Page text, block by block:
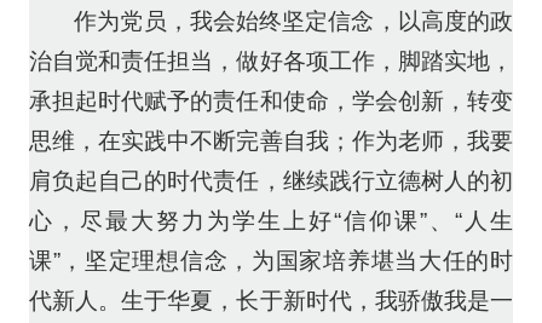
作为党员，我会始终坚定信念，以高度的政
治自觉和责任担当，做好各项工作，脚踏实地，
承担起时代赋予的责任和使命，学会创新，转变
思维，在实践中不断完善自我；作为老师，我要
肩负起自己的时代责任，继续践行立德树人的初
心，尽最大努力为学生上好“信仰课”、“人生
课”，坚定理想信念，为国家培养堪当大任的时
代新人。生于华夏，长于新时代，我骄傲我是一